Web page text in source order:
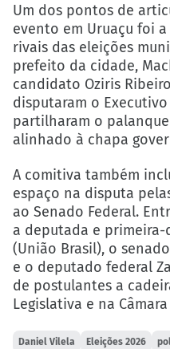
Um dos pontos de
evento em Uruaçu foi
rivais das eleições
prefeito da cidade,
candidato Oziris
disputaram o
partilharam o
alinhado à chapa
A comitiva também
espaço na disputa
ao Senado Federal.
a deputada e primeira-
(União Brasil), o
e o deputado federal
de postulantes a
Legislativa e na
Daniel Vilela Eleições 2026